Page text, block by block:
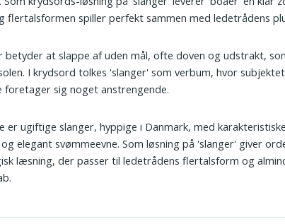
flertalsformen spiller perfekt sammen med ledetrådens
betyder at slappe af uden mål, ofte doven og udstrakt,
I krydsord tolkes 'slanger' som verbum, hvor
foretager sig noget anstrengende.
er ugiftige slanger, hyppige i Danmark, med
elegant svømmeevne. Som løsning på 'slanger' giver
læsning, der passer til ledetrådens flertalsform og